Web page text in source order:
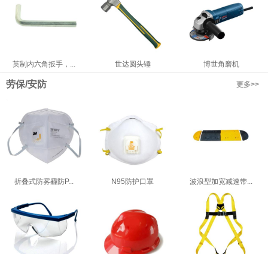
英制内六角扳手，... 世达圆头锤 博世角磨机
劳保/安防 更多>>
折叠式防雾霾防P... N95防护口罩 波浪型加宽减速带...